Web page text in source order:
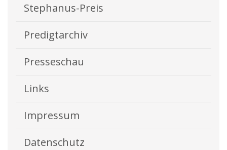
Stephanus-Preis
Predigtarchiv
Presseschau
Links
Impressum
Datenschutz